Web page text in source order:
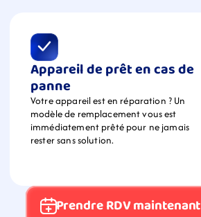
Appareil de prêt en cas de
panne
Votre appareil est en réparation ? Un
modèle de remplacement vous est
immédiatement prêté pour ne jamais
rester sans solution.
Prendre RDV maintenant